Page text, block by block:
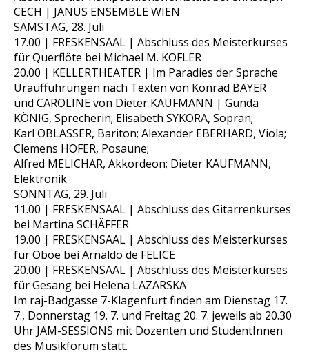
CECH | JANUS ENSEMBLE WIEN
SAMSTAG, 28. Juli
17.00 | FRESKENSAAL | Abschluss des Meisterkurses
für Querflöte bei Michael M. KOFLER
20.00 | KELLERTHEATER | Im Paradies der Sprache
Uraufführungen nach Texten von Konrad BAYER
und CAROLINE von Dieter KAUFMANN | Gunda
KÖNIG, Sprecherin; Elisabeth SYKORA, Sopran;
Karl OBLASSER, Bariton; Alexander EBERHARD, Viola;
Clemens HOFER, Posaune;
Alfred MELICHAR, Akkordeon; Dieter KAUFMANN,
Elektronik
SONNTAG, 29. Juli
11.00 | FRESKENSAAL | Abschluss des Gitarrenkurses
bei Martina SCHÄFFER
19.00 | FRESKENSAAL | Abschluss des Meisterkurses
für Oboe bei Arnaldo de FELICE
20.00 | FRESKENSAAL | Abschluss des Meisterkurses
für Gesang bei Helena LAZARSKA
Im raj-Badgasse 7-Klagenfurt finden am Dienstag 17.
7., Donnerstag 19. 7. und Freitag 20. 7. jeweils ab 20.30
Uhr JAM-SESSIONS mit Dozenten und StudentInnen
des Musikforum statt.